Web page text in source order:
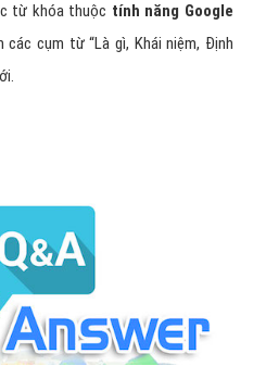
từ khóa thuộc tính năng Google
các cụm từ “Là gì, Khái niệm, Định